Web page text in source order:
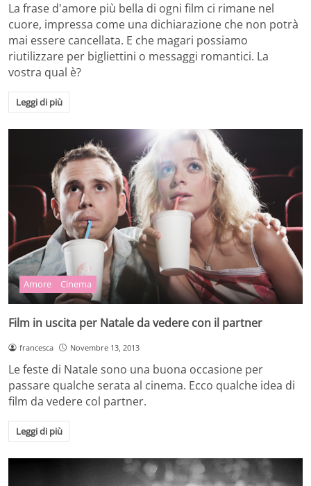
La frase d'amore più bella di ogni film ci rimane nel
cuore, impressa come una dichiarazione che non potrà
mai essere cancellata. E che magari possiamo
riutilizzare per bigliettini o messaggi romantici. La
vostra qual è?
Leggi di più
Amore Cinema
Film in uscita per Natale da vedere con il partner
francesca Novembre 13, 2013
Le feste di Natale sono una buona occasione per
passare qualche serata al cinema. Ecco qualche idea di
film da vedere col partner.
Leggi di più